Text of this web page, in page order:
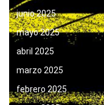
junio 2025
mayo 2025
abril 2025
marzo 2025
febrero 2025